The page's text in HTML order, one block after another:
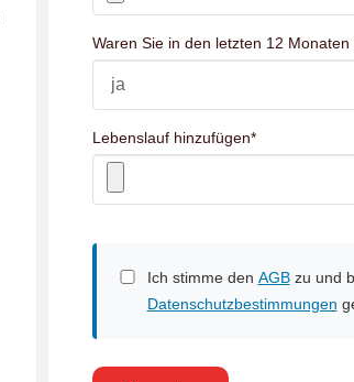
Waren Sie in den letzten 12
Lebenslauf hinzufügen*
Ich stimme den AGBzu und
Datenschutzbestimmungen